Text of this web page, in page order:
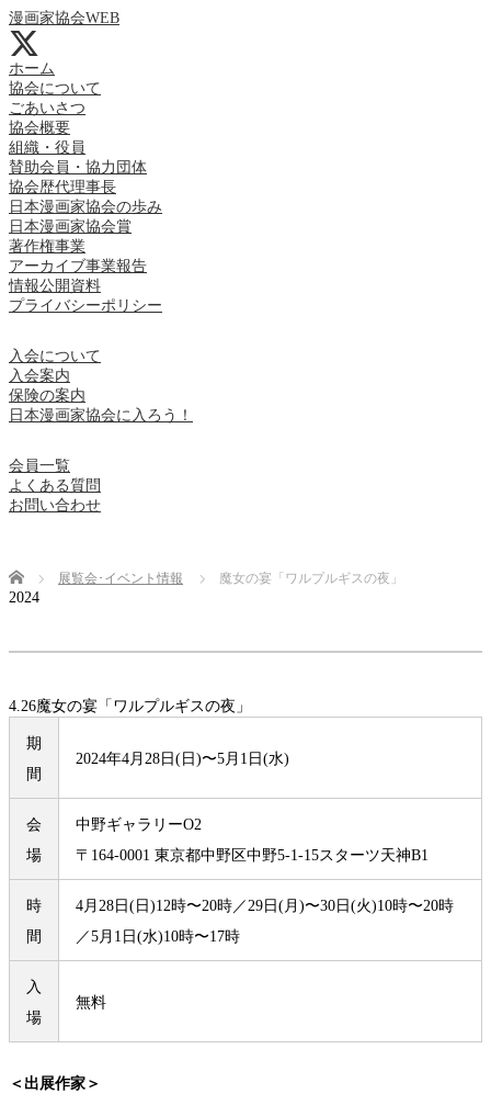
漫画家協会WEB
ホーム
協会について
ごあいさつ
協会概要
組織・役員
賛助会員・協力団体
協会歴代理事長
日本漫画家協会の歩み
日本漫画家協会賞
著作権事業
アーカイブ事業報告
情報公開資料
プライバシーポリシー
入会について
入会案内
保険の案内
日本漫画家協会に入ろう！
会員一覧
よくある質問
お問い合わせ
Home 展覧会･イベント情報 魔女の宴「ワルプルギスの夜」
2024
4.26魔女の宴「ワルプルギスの夜」
期
間
2024年4月28日(日)〜5月1日(水)
会
場
中野ギャラリーO2
〒164-0001 東京都中野区中野5-1-15スターツ天神B1
時
間
4月28日(日)12時〜20時／29日(月)〜30日(火)10時〜20時
／5月1日(水)10時〜17時
入
場
無料
＜出展作家＞